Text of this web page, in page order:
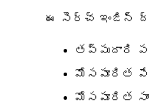
ఈ సెర్చ్ ఇంజిన్
తప్పుదారి
మోసపూరిత
మోసపూరిత